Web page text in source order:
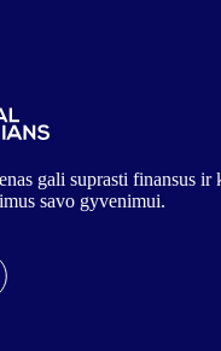
gali suprasti finansus ir
savo gyvenimui.